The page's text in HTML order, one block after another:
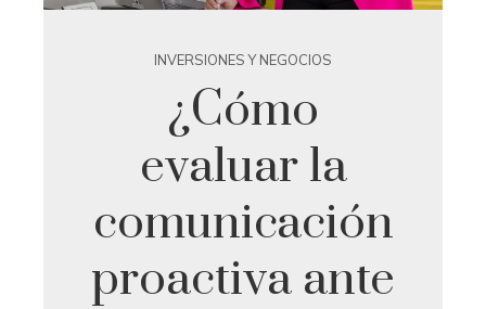
INVERSIONES Y NEGOCIOS
¿Cómo
evaluar la
comunicación
proactiva ante